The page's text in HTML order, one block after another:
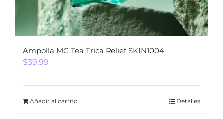
Ampolla MC Tea Trica Relief SKIN1004
$39.99
Añadir al carrito Detalles